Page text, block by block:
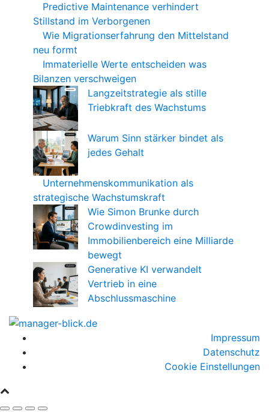
Predictive Maintenance verhindert
Stillstand im Verborgenen
Wie Migrationserfahrung den Mittelstand
neu formt
Immaterielle Werte entscheiden was
Bilanzen verschweigen
Langzeitstrategie als stille
Triebkraft des Wachstums
Warum Sinn stärker bindet als
jedes Gehalt
Unternehmenskommunikation als
strategische Wachstumskraft
Wie Simon Brunke durch
Crowdinvesting im
Immobilienbereich eine Milliarde
bewegt
Generative KI verwandelt
Vertrieb in eine
Abschlussmaschine
Impressum
Datenschutz
Cookie Einstellungen